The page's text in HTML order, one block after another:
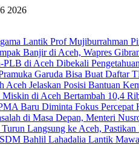
2026
Lantik Prof Mujiburrahman
Banjir di Aceh, Wapres
PLB di Aceh Dibekali
Garuda Bisa Buat Daftar
Aceh Jelaskan Posisi Bantuan
Miskin di Aceh Bertambah 10,4
Baru Diminta Fokus Percepat
di Masa Depan, Menteri
Langsung ke Aceh,
Bahlil Lahadalia Lantik